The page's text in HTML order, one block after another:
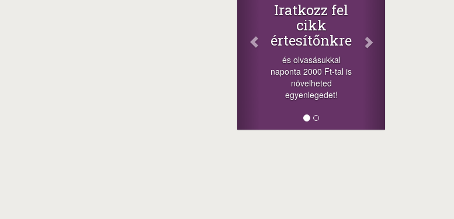
Iratkozz fel
cikk
értesítőnkre
és olvasásukkal
naponta 2000 Ft-tal is
növelheted
egyenlegedet!